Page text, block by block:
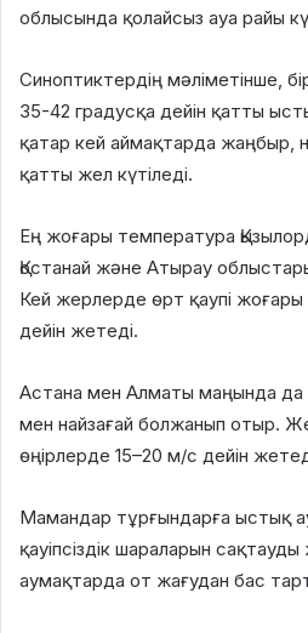
облысында қолайсыз ауа райы
Синоптиктердің мәліметінше,
35-42 градусқа дейін қатты
қатар кей аймақтарда жаңбыр,
қатты жел күтіледі.
Ең жоғары температура
Қостанай және Атырау
Кей жерлерде өрт қаупі
дейін жетеді.
Астана мен Алматы маңында да
мен найзағай болжанып отыр.
өңірлерде 15–20 м/с дейін
Мамандар тұрғындарға ыстық
қауіпсіздік шараларын
аумақтарда от жағудан бас